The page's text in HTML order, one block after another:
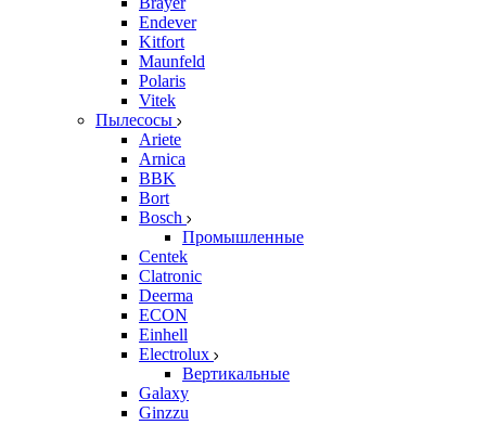
Endever
Kitfort
Maunfeld
Polaris
Vitek
Пылесосы
Ariete
Arnica
BBK
Bort
Bosch
Промышленные
Centek
Clatronic
Deerma
ECON
Einhell
Electrolux
Вертикальные
Galaxy
Ginzzu